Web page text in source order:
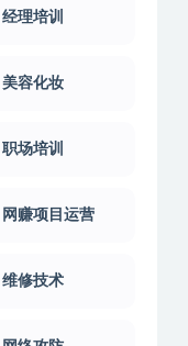
经理培训
美容化妆
职场培训
网赚项目运营
维修技术